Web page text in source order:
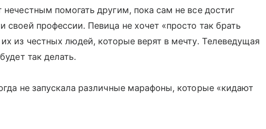
нечестным помогать другим, пока сам не все достиг
своей профессии. Певица не хочет «просто так брать
из честных людей, которые верят в мечту. Телеведущая
так делать.
не запускала различные марафоны, которые «кидают